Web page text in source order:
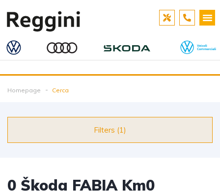
Homepage Cerca
Filters (1)
0 Škoda FABIA Km0